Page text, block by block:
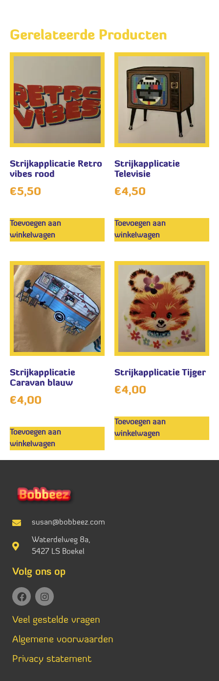
Gerelateerde Producten
Strijkapplicatie Retro
vibes rood
€5,50
Toevoegen aan
winkelwagen
Strijkapplicatie
Televisie
€4,50
Toevoegen aan
winkelwagen
Strijkapplicatie
Caravan blauw
€4,00
Toevoegen aan
winkelwagen
Strijkapplicatie Tijger
€4,00
Toevoegen aan
winkelwagen
susan@bobbeez.com
Waterdelweg 8a,
5427 LS Boekel
Volg ons op
Veel gestelde vragen
Algemene voorwaarden
Privacy statement